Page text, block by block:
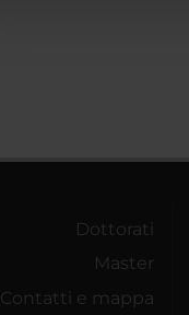
Dottorati
Master
Contatti e mappa